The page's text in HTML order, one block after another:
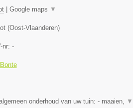
| Google maps ▼
(Oost-Vlaanderen)
nr: -
onderhoud van uw tuin: - maaien, ▼